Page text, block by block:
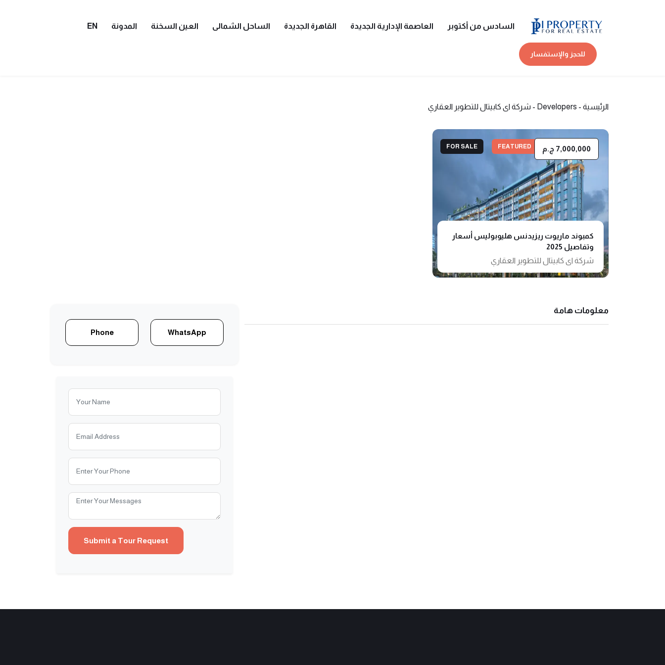
السادس من أكتوبر العاصمة الإدارية الجديدة القاهرة الجديدة الساحل الشمالى العين السخنة المدونة EN
للحجز والإستفسار
الرئيسية -
Developers
- شركة اى كابيتال للتطوير العقاري
FEATURED
FOR SALE 7,000,000 ج.م
كمبوند ماريوت ريزيدنس هليوبوليس أسعار
وتفاصيل 2025
شركة اى كابيتال للتطوير العقاري
معلومات هامة
WhatsApp
Phone